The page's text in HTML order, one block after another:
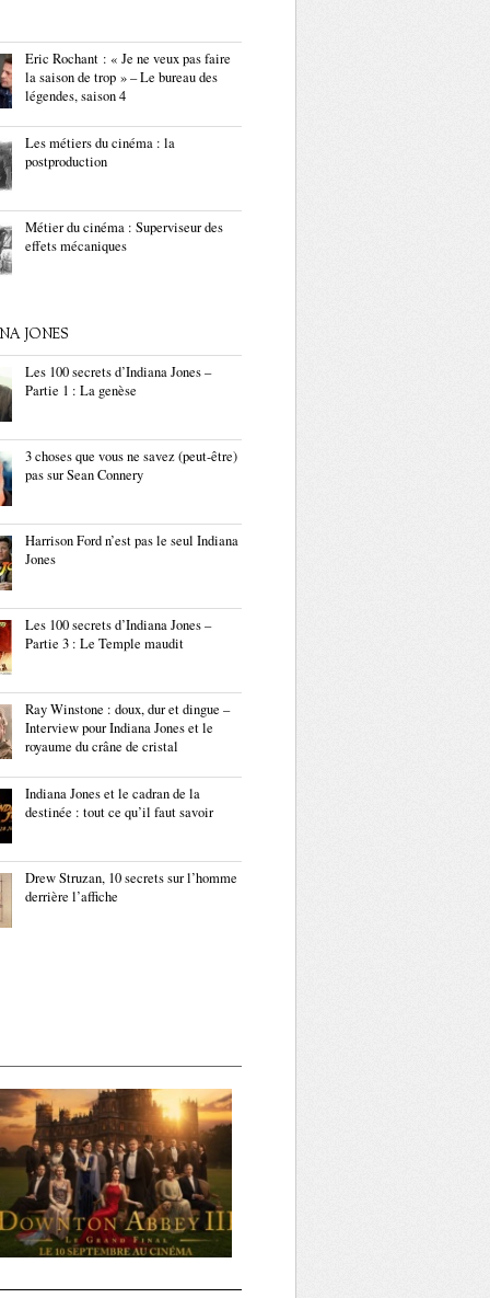
Eric Rochant : « Je ne veux pas faire
la saison de trop » – Le bureau des
légendes, saison 4
Les métiers du cinéma : la
postproduction
Métier du cinéma : Superviseur des
effets mécaniques
JONES
Les 100 secrets d’Indiana Jones –
Partie 1 : La genèse
3 choses que vous ne savez (peut-être)
pas sur Sean Connery
Harrison Ford n’est pas le seul Indiana
Jones
Les 100 secrets d’Indiana Jones –
Partie 3 : Le Temple maudit
Ray Winstone : doux, dur et dingue –
Interview pour Indiana Jones et le
royaume du crâne de cristal
Indiana Jones et le cadran de la
destinée : tout ce qu’il faut savoir
Drew Struzan, 10 secrets sur l’homme
derrière l’affiche